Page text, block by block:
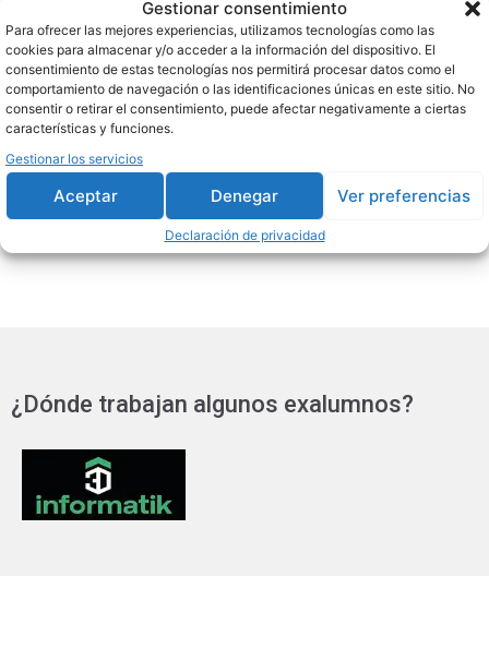
Gestionar consentimiento
Para ofrecer las mejores experiencias, utilizamos tecnologías como las
cookies para almacenar y/o acceder a la información del dispositivo. El
consentimiento de estas tecnologías nos permitirá procesar datos como el
comportamiento de navegación o las identificaciones únicas en este sitio. No
consentir o retirar el consentimiento, puede afectar negativamente a ciertas
características y funciones.
Gestionar los servicios
Aceptar Denegar Ver preferencias
Declaración de privacidad
propia de diseños.
Soluciones y prototipos en varios sectores:
piezas, herramientas, arreglos, etc.
Impresión de tus propias joyas, mobiliario,
complementos y moda.
Trabajo por cuenta propia creando e
imprimiendo piezas para empresas y/o
particulares.
¿Dónde trabajan algunos exalumnos?